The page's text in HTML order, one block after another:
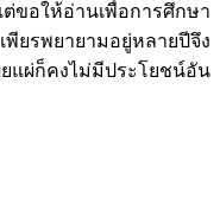
ขอให้อ่านเพื่อการศึกษา
ยรพยายามอยู่หลายปีจึง
แผ่ก็คงไม่มีประโยชน์อัน